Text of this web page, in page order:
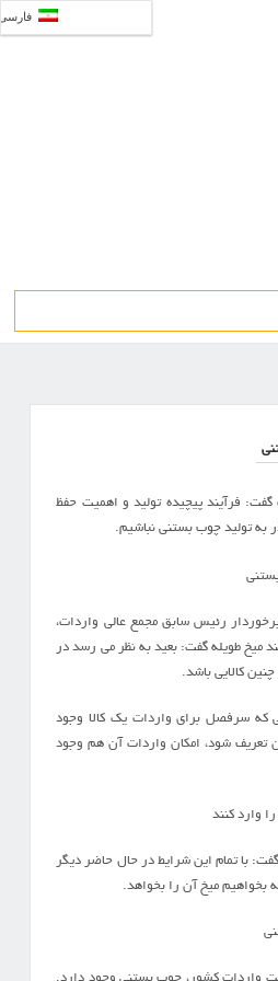
فرآیند پیچیده تولید و اهمیت حفظ
به تولید چوب بستنی نباشیم.
رئیس سابق مجمع عالی واردات،
میخ طویله گفت: بعید به نظر می رسد در
کالایی باشد.
که سرفصل برای واردات یک کالا وجود
تعریف شود، امکان واردات آن هم وجود
وارد کنند
با تمام این شرایط در حال حاضر دیگر
بخواهیم میخ آن را بخواهد.